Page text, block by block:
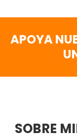
APOYA
SOBRE